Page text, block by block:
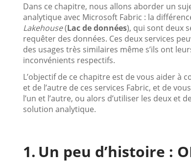
Dans ce chapitre, nous allons aborder un
analytique avec Microsoft Fabric : la
Lakehouse(Lac de données), qui sont deux
requêter des données. Ces deux services
des usages très similaires même s’ils ont
inconvénients respectifs.
L’objectif de ce chapitre est de vous aider à
et de l’autre de ces services Fabric, et de
l’un et l’autre, ou alors d’utiliser les deux
solution analytique.
Un peu d’histoire :